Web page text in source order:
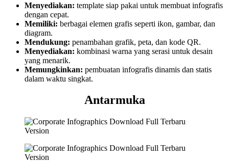
Menyediakan: template siap pakai untuk membuat infografis
dengan cepat.
Memiliki: berbagai elemen grafis seperti ikon, gambar, dan
diagram.
Mendukung: penambahan grafik, peta, dan kode QR.
Menyediakan: kombinasi warna yang serasi untuk desain
yang menarik.
Memungkinkan: pembuatan infografis dinamis dan statis
dalam waktu singkat.
Antarmuka